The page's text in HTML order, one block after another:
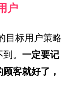
户
目标用户策略
到。一定要记
客就好了，